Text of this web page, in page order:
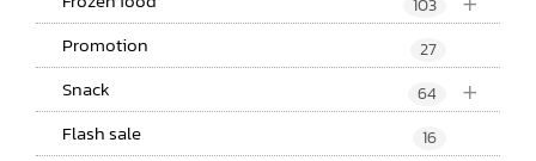
103
Promotion 27
+
Snack 64
Flash sale 16